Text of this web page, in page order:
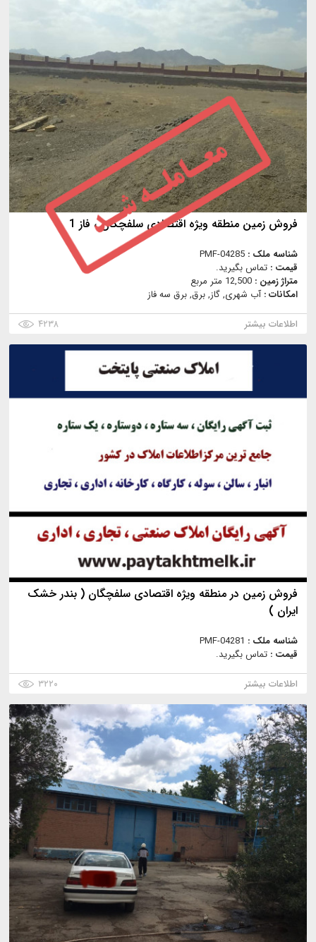
فروش زمین منطقه وي‍ژه اقتصادي سلفچگان ، فاز 1
شناسه ملک : PMF-04285
قیمت : تماس بگیرید.
متراژ زمین : 12,500 متر مربع
امکانات :آب شهری, گاز, برق, برق سه فاز
اطلاعات بیشتر
۴۲۳۸
فروش زمین در منطقه ویژه اقتصادی سلفچگان ( بندر خشک
ایران )
شناسه ملک : PMF-04281
قیمت : تماس بگیرید.
اطلاعات بیشتر
۳۲۲۰